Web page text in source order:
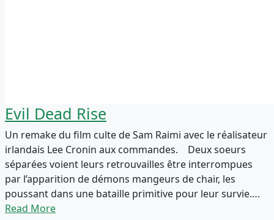
Evil Dead Rise
Un remake du film culte de Sam Raimi avec le réalisateur
irlandais Lee Cronin aux commandes. Deux soeurs
séparées voient leurs retrouvailles être interrompues
par l’apparition de démons mangeurs de chair, les
poussant dans une bataille primitive pour leur survie….
Read More